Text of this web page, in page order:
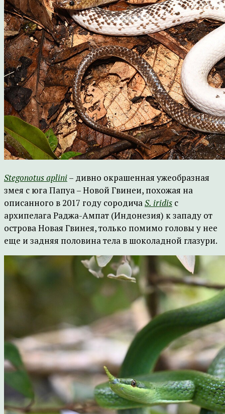
Stegonotus aplini– дивно окрашенная ужеобразная
змея с юга Папуа – Новой Гвинеи, похожая на
описанного в 2017 году сородичаS. iridis с
архипелага Раджа-Ампат (Индонезия) к западу от
острова Новая Гвинея, только помимо головы у нее
еще и задняя половина тела в шоколадной глазури.